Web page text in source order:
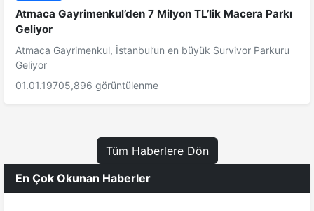
Atmaca Gayrimenkul’den 7 Milyon TL’lik Macera Parkı
Geliyor
Atmaca Gayrimenkul, İstanbul’un en büyük Survivor Parkuru
Geliyor
01.01.19705,896 görüntülenme
Tüm Haberlere Dön
En Çok Okunan Haberler